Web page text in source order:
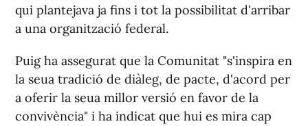
qui plantejava ja fins i tot la possibilitat d'arribar
a una organització federal.
Puig ha assegurat que la Comunitat "s'inspira en
la seua tradició de diàleg, de pacte, d'acord per
a oferir la seua millor versió en favor de la
convivència" i ha indicat que hui es mira cap